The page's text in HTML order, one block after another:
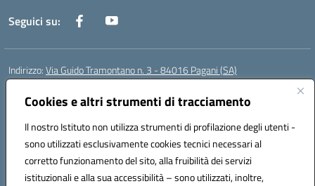
Cookies e altri strumenti di tracciamento
Il nostro Istituto non utilizza strumenti di profilazione degli utenti -
sono utilizzati esclusivamente cookies tecnici necessari al
corretto funzionamento del sito, alla fruibilità dei servizi
istituzionali e alla sua accessibilità – sono utilizzati, inoltre,
Seguici su:
Indirizzo:Via Guido Tramontano n. 3 - 84016 Pagani (SA)
Centralino:
Posta elettronica certificata (PEC):saps08000t@pec.istruzione.it
Codice fiscale: 80022400651
Codice meccanografico:SAPS08000T
Codice Indice delle Pubbliche Amministrazioni (IPA): istsc_saps08000t
Codice unico di fatturazione (CUF): UFC29W